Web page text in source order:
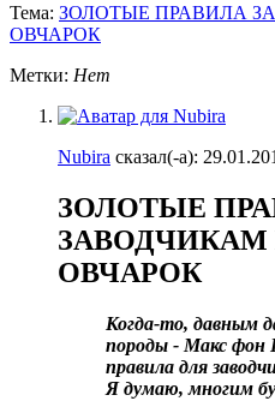
Тема: ЗОЛОТЫЕ ПРАВИЛА
ОВЧАРОК
Метки: Нет
Nubira сказал(-а):
ЗОЛОТЫЕ
ОВЧАРОК
Когда-то, давным
породы - Макс
правила для
Я думаю, многим